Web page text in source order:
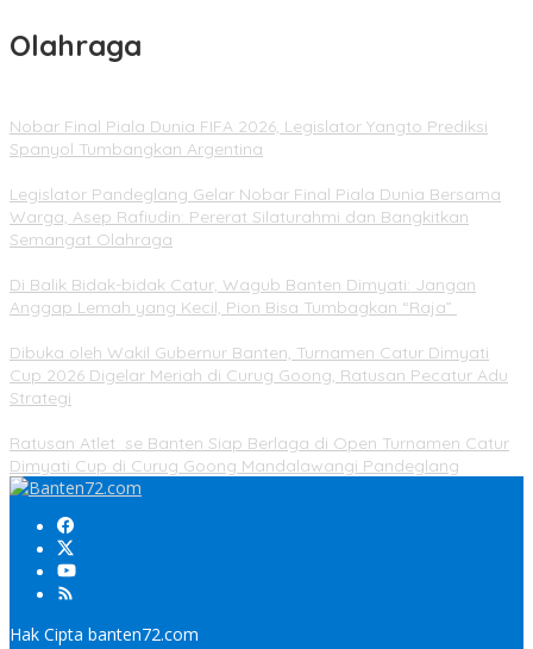
Olahraga
Nobar Final Piala Dunia FIFA 2026, Legislator Yangto Prediksi
Spanyol Tumbangkan Argentina
Legislator Pandeglang Gelar Nobar Final Piala Dunia Bersama
Warga, Asep Rafiudin: Pererat Silaturahmi dan Bangkitkan
Semangat Olahraga
Di Balik Bidak-bidak Catur, Wagub Banten Dimyati: Jangan
Anggap Lemah yang Kecil, Pion Bisa Tumbagkan “Raja”
Dibuka oleh Wakil Gubernur Banten, Turnamen Catur Dimyati
Cup 2026 Digelar Meriah di Curug Goong, Ratusan Pecatur Adu
Strategi
Ratusan Atlet se Banten Siap Berlaga di Open Turnamen Catur
Dimyati Cup di Curug Goong Mandalawangi Pandeglang
Hak Cipta banten72.com